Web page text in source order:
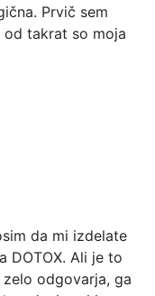
Prvič sem
od takrat so moja
da mi izdelate
DOTOX. Ali je to
odgovarja, ga